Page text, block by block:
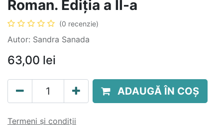
Roman. Ediția a II-a
(0 recenzie)
Autor: Sandra Sanada
63,00 lei
ADAUGĂ ÎN COȘ
Termeni și condiții